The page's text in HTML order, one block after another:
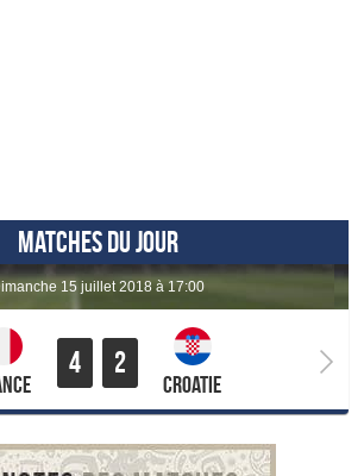
MATCHES DU JOUR
dimanche 15 juillet 2018 à 17:00
4 2
Croatie